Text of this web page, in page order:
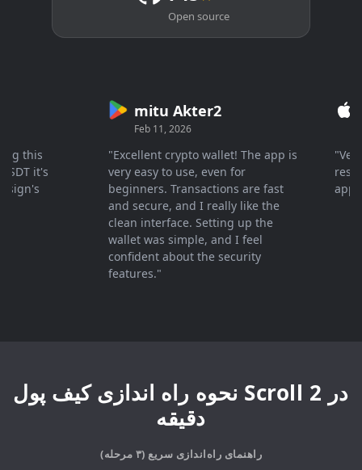
Open source
it's
mitu Akter2
Feb 11, 2026
"Excellent crypto wallet! The app is
very easy to use, even for
beginners. Transactions are fast
and secure, and I really like the
clean interface. Setting up the
wallet was simple, and I feel
confident about the security
features."
"Very
نحوه راه اندازی کیف پول Scroll در 2
دقیقه
راهنمای راه‌اندازی سریع (۳ مرحله)